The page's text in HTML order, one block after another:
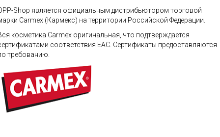
Shop является официальным дистрибьютором торговой
Carmex (Кармекс) на территории Российской Федерации.
косметика Carmex оригинальная, что подтверждается
соответствия ЕАС. Сертификаты предоставляются
требованию.